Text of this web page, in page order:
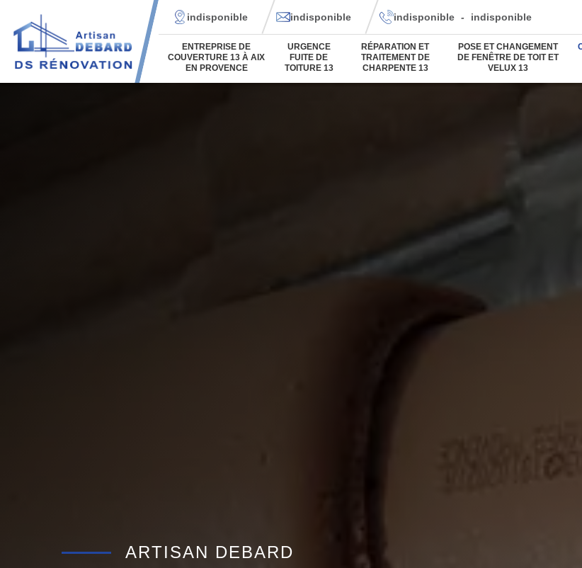
indisponible indisponible indisponible - indisponible
ENTREPRISE DE
COUVERTURE 13 À AIX
EN PROVENCE
URGENCE
FUITE DE
TOITURE 13
RÉPARATION ET
TRAITEMENT DE
CHARPENTE 13
POSE ET CHANGEMENT
DE FENÊTRE DE TOIT ET
VELUX 13
ARTISAN DEBARD